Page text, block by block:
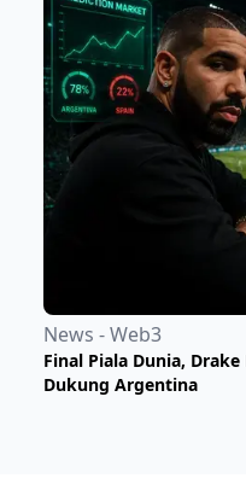
News - Web3
Final Piala Dunia, Drake
Dukung Argentina